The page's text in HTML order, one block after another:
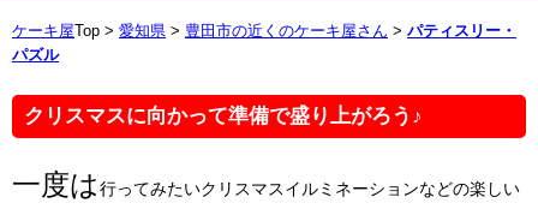
ケーキ屋 Top > 愛知県 > 豊田市の近くのケーキ屋さん > パティスリー・
パズル
クリスマスに向かって準備で盛り上がろう♪
一度は行ってみたいクリスマスイルミネーションなどの楽しい